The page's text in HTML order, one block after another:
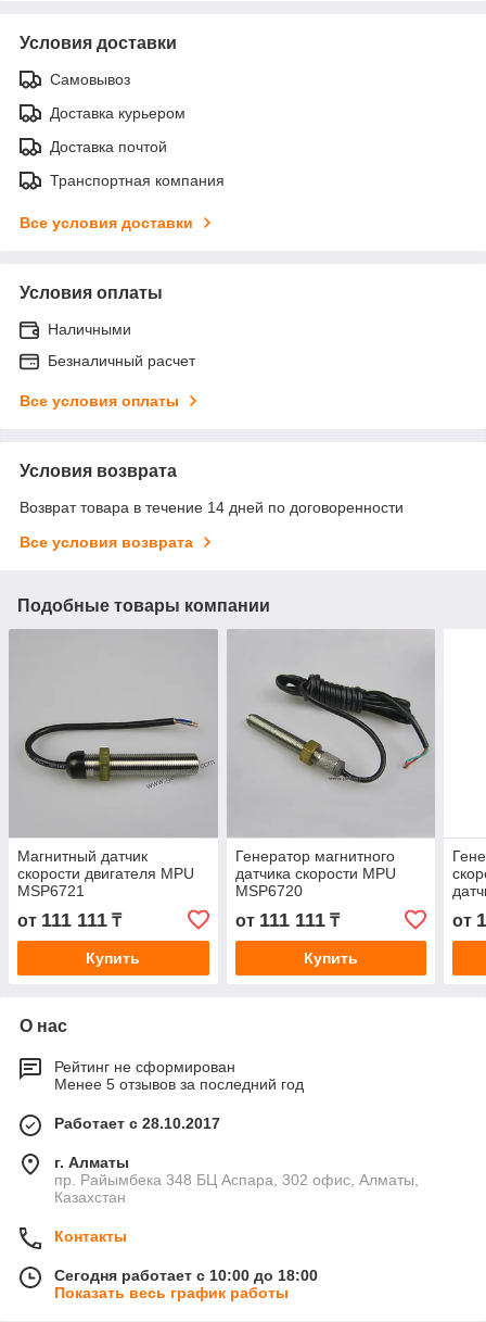
Условия доставки
Самовывоз
Доставка курьером
Доставка почтой
Транспортная компания
Все условия доставки
Условия оплаты
Наличными
Безналичный расчет
Все условия оплаты
Условия возврата
Возврат товара в течение 14 дней по договоренности
Все условия возврата
Подобные товары компании
Магнитный датчик
скорости двигателя MPU
MSP6721
от 111 111 ₸
Купить
Генератор магнитного
датчика скорости MPU
MSP6720
от 111 111₸
Купить
от
О нас
Рейтинг не сформирован
Менее 5 отзывов за последний год
Работает с 28.10.2017
г. Алматы
пр. Райымбека 348 БЦ Аспара, 302 офис, Алматы,
Казахстан
Контакты
Сегодня работает с 10:00 до 18:00
Показать весь график работы